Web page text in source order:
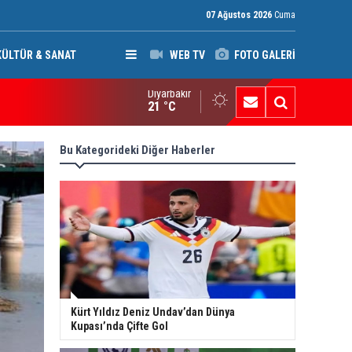
07 Ağustos 2026 Cuma
WEB TV FOTO GALERİ
& SANAT
Silah bırakmayan gruplara terör yasası uygulanacak
Diyarbakır
21 °C
Bu Kategorideki Diğer Haberler
Kürt Yıldız Deniz Undav’dan Dünya
Kupası’nda Çifte Gol